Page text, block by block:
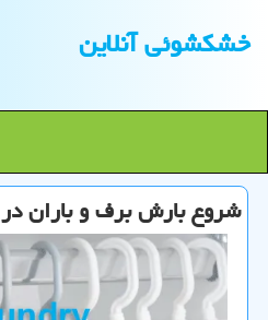
خشكشوئی آنلاین
شروع بارش برف و باران در ۱۷ استان از امروز